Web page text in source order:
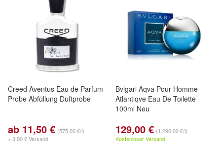
Creed Aventus Eau de Parfum
Probe Abfüllung Duftprobe
ab 11,50 € (575,00 €/l)
+ 3,90 € Versand
Bvlgari Aqva Pour Homme
Atlantiqve Eau De Toilette
100ml Neu
129,00 € (1.290,00 €/l)
Kostenloser Versand